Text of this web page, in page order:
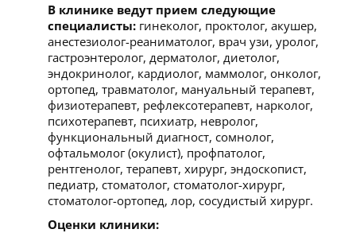
В клинике ведут прием следующие
специалисты: гинеколог, проктолог, акушер,
анестезиолог-реаниматолог, врач узи, уролог,
гастроэнтеролог, дерматолог, диетолог,
эндокринолог, кардиолог, маммолог, онколог,
ортопед, травматолог, мануальный терапевт,
физиотерапевт, рефлексотерапевт, нарколог,
психотерапевт, психиатр, невролог,
функциональный диагност, сомнолог,
офтальмолог (окулист), профпатолог,
рентгенолог, терапевт, хирург, эндоскопист,
педиатр, стоматолог, стоматолог-хирург,
стоматолог-ортопед, лор, сосудистый хирург.
Оценки клиники: